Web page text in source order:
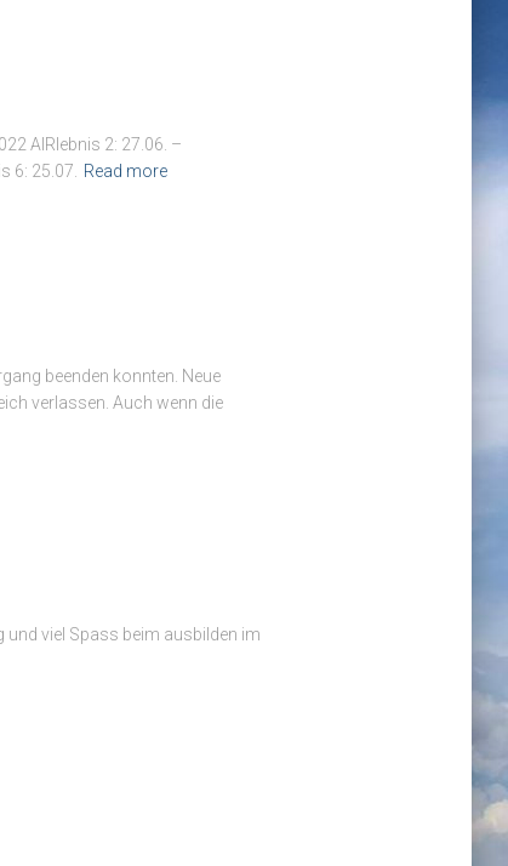
AIRlebnis 2: 27.06. –
6: 25.07.
Read more
beenden konnten. Neue
verlassen. Auch wenn die
viel Spass beim ausbilden im